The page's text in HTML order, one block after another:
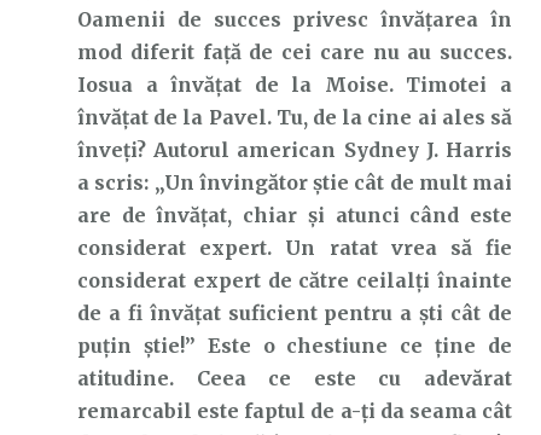
Oamenii de succes privesc învățarea în
mod diferit față de cei care nu au succes.
Iosua a învățat de la Moise. Timotei a
învățat de la Pavel. Tu, de la cine ai ales să
înveți? Autorul american Sydney J. Harris
a scris: „Un învingător știe cât de mult mai
are de învățat, chiar și atunci când este
considerat expert. Un ratat vrea să fie
considerat expert de către ceilalți înainte
de a fi învățat suficient pentru a ști cât de
puțin știe!” Este o chestiune ce ține de
atitudine. Ceea ce este cu adevărat
remarcabil este faptul de a-ți da seama cât